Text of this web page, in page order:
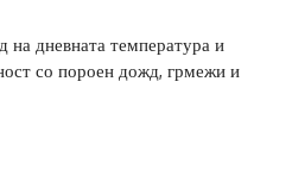
на дневната температура и
со пороен дожд, грмежи и